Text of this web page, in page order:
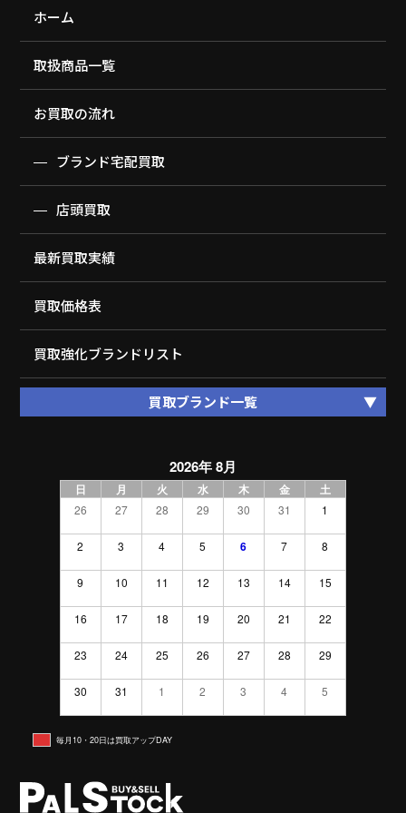
ホーム
取扱商品一覧
お買取の流れ
ブランド宅配買取
店頭買取
最新買取実績
買取価格表
買取強化ブランドリスト
買取ブランド一覧
2026年 8月
日 月 火 水 木 金 土
26 27 28 29 30 31 1
2 3 4 5 6 7 8
9 10 11 12 13 14 15
16 17 18 19 20 21 22
23 24 25 26 27 28 29
30 31 1 2 3 4 5
毎月10・20日は買取アップDAY